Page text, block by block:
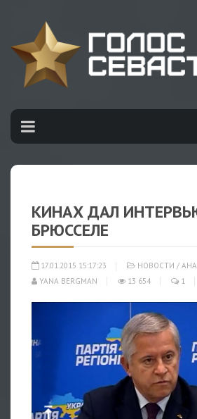
КИНАХ ДАЛ
БРЮССЕЛЕ
17.01.2015 15:17:23 НОВОСТИ /
YANA BERGMAN
13 654 1